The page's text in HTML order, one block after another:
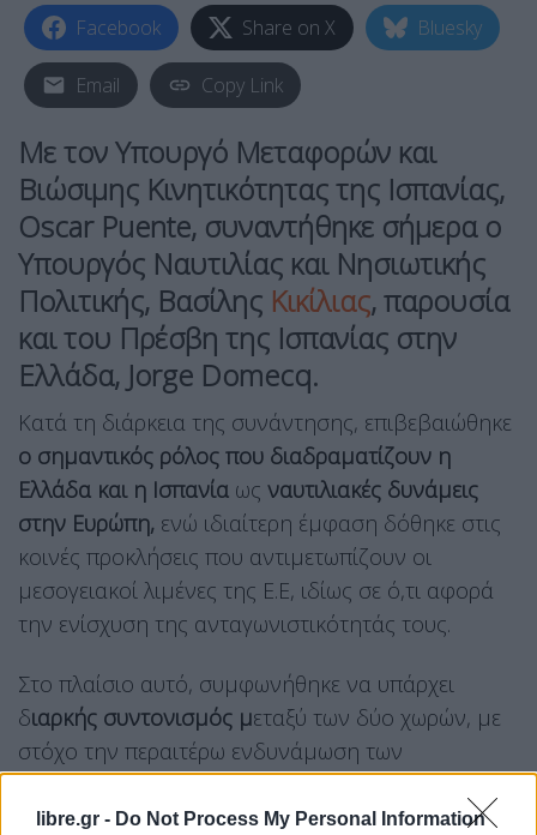
libre.gr - Do Not Process My Personal Information
Facebook Share on X Bluesky
Email Copy Link
Με τον Υπουργό Μεταφορών και
Βιώσιμης Κινητικότητας της Ισπανίας,
Oscar Puente, συναντήθηκε σήμερα ο
Υπουργός Ναυτιλίας και Νησιωτικής
Πολιτικής, Βασίλης Κικίλιας, παρουσία
και του Πρέσβη της Ισπανίας στην
Ελλάδα, Jorge Domecq.
Κατά τη διάρκεια της συνάντησης, επιβεβαιώθηκε
ο σημαντικός ρόλος που διαδραματίζουν η
Ελλάδα και η Ισπανία ως ναυτιλιακές δυνάμεις
στην Ευρώπη, ενώ ιδιαίτερη έμφαση δόθηκε στις
κοινές προκλήσεις που αντιμετωπίζουν οι
μεσογειακοί λιμένες της Ε.Ε, ιδίως σε ό,τι αφορά
την ενίσχυση της ανταγωνιστικότητάς τους.
Στο πλαίσιο αυτό, συμφωνήθηκε να υπάρχει
διαρκής συντονισμός μεταξύ των δύο χωρών, με
στόχο την περαιτέρω ενδυνάμωση των
μεσογειακών λιμένων της Ευρωπαϊκής Ένωσης,
ώστε να λειτουργούν ως σταθεροί πυλώνες